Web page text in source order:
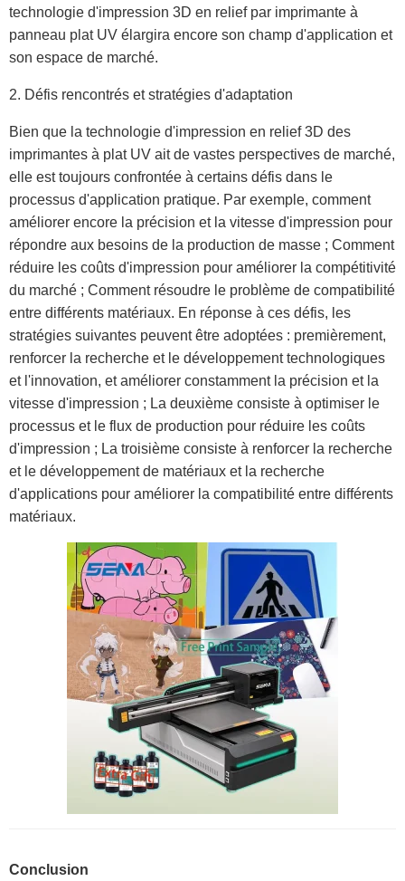
technologie d'impression 3D en relief par imprimante à
panneau plat UV élargira encore son champ d'application et
son espace de marché.
2. Défis rencontrés et stratégies d'adaptation
Bien que la technologie d'impression en relief 3D des
imprimantes à plat UV ait de vastes perspectives de marché,
elle est toujours confrontée à certains défis dans le
processus d'application pratique. Par exemple, comment
améliorer encore la précision et la vitesse d'impression pour
répondre aux besoins de la production de masse ; Comment
réduire les coûts d'impression pour améliorer la compétitivité
du marché ; Comment résoudre le problème de compatibilité
entre différents matériaux. En réponse à ces défis, les
stratégies suivantes peuvent être adoptées : premièrement,
renforcer la recherche et le développement technologiques
et l'innovation, et améliorer constamment la précision et la
vitesse d'impression ; La deuxième consiste à optimiser le
processus et le flux de production pour réduire les coûts
d'impression ; La troisième consiste à renforcer la recherche
et le développement de matériaux et la recherche
d'applications pour améliorer la compatibilité entre différents
matériaux.
Conclusion